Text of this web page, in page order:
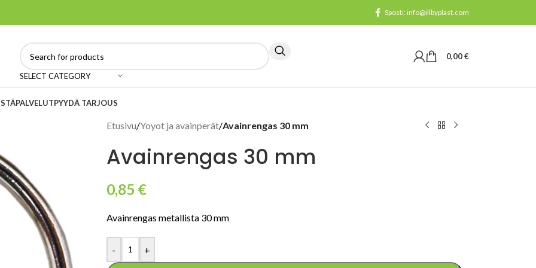
Sposti: info@illbyplast.com
SELECT CATEGORY
0,00€
PALVELUTPYYDÄ TARJOUS
Etusivu/Yoyot ja avainperät/Avainrengas 30 mm
Avainrengas 30 mm
0,85 €
Avainrengas metallista 30 mm
- +